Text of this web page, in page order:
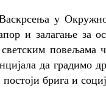
у
и залагање за
повељама
да градимо
постоји брига и